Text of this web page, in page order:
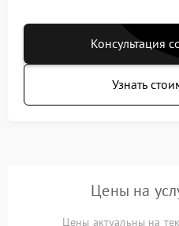
Консультация
Узнать
Цены на
Цены актуальны на